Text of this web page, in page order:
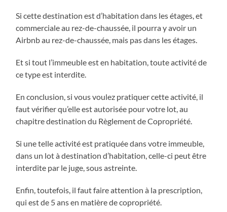
Si cette destination est d’habitation dans les étages, et
commerciale au rez-de-chaussée, il pourra y avoir un
Airbnb au rez-de-chaussée, mais pas dans les étages.
Et si tout l’immeuble est en habitation, toute activité de
ce type est interdite.
En conclusion, si vous voulez pratiquer cette activité, il
faut vérifier qu’elle est autorisée pour votre lot, au
chapitre destination du Règlement de Copropriété.
Si une telle activité est pratiquée dans votre immeuble,
dans un lot à destination d’habitation, celle-ci peut être
interdite par le juge, sous astreinte.
Enfin, toutefois, il faut faire attention à la prescription,
qui est de 5 ans en matière de copropriété.